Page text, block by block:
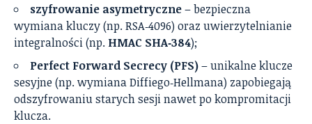
szyfrowanie asymetryczne– bezpieczna
wymiana kluczy (np. RSA‑4096) oraz uwierzytelnianie
integralności (np. HMAC SHA‑384);
Perfect Forward Secrecy (PFS)– unikalne klucze
sesyjne (np. wymiana Diffiego‑Hellmana) zapobiegają
odszyfrowaniu starych sesji nawet po kompromitacji
klucza.